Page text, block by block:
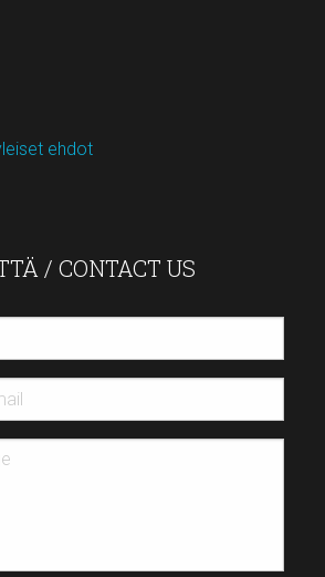
ehdot
/ CONTACT US